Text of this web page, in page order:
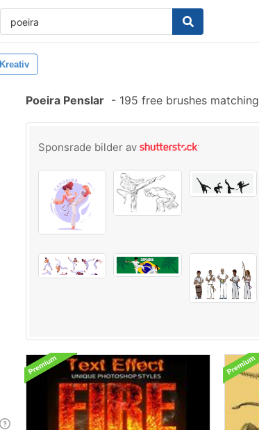
Kreativ
Poeira Penslar - 195 free brushes matching
Sponsrade bilder av